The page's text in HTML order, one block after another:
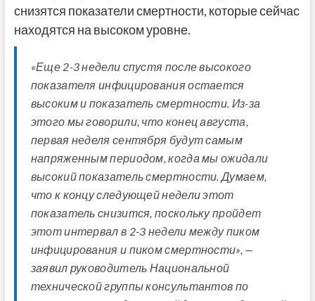
снизятся показатели смертности, которые сейчас
находятся на высоком уровне.
«Еще 2-3 недели спустя после высокого
показателя инфицирования остается
высоким и показатель смертности. Из-за
этого мы говорили, что конец августа,
первая неделя сентября будут самым
напряженным периодом, когда мы ожидали
высокий показатель смертности. Думаем,
что к концу следующей недели этот
показатель снизится, поскольку пройдет
этот интервал в 2-3 недели между пиком
инфицирования и пиком смертности», —
заявил руководитель Национальной
технической группы консультантов по